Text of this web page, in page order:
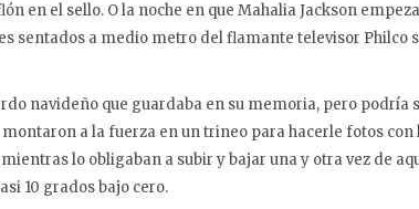
en el sello. O la noche en que Mahalia Jackson
sentados a medio metro del flamante televisor Philco
navideño que guardaba en su memoria, pero podría
a la fuerza en un trineo para hacerle fotos con
lo obligaban a subir y bajar una y otra vez de
10 grados bajo cero.